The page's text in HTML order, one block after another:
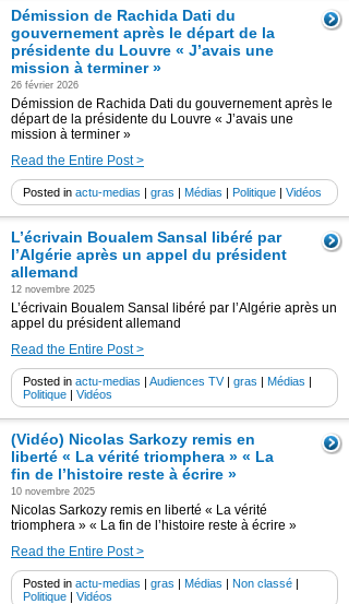
Démission de Rachida Dati du
gouvernement après le départ de la
présidente du Louvre « J’avais une
mission à terminer »
26 février 2026
Démission de Rachida Dati du gouvernement après le
départ de la présidente du Louvre « J’avais une
mission à terminer »
Read the Entire Post >
Posted in actu-medias | gras | Médias | Politique | Vidéos
L’écrivain Boualem Sansal libéré par
l’Algérie après un appel du président
allemand
12 novembre 2025
L’écrivain Boualem Sansal libéré par l’Algérie après un
appel du président allemand
Read the Entire Post >
Posted in actu-medias | Audiences TV| gras | Médias |
Politique | Vidéos
(Vidéo) Nicolas Sarkozy remis en
liberté « La vérité triomphera » « La
fin de l’histoire reste à écrire »
10 novembre 2025
Nicolas Sarkozy remis en liberté « La vérité
triomphera » « La fin de l’histoire reste à écrire »
Read the Entire Post >
Posted in actu-medias | gras | Médias | Non classé |
Politique | Vidéos